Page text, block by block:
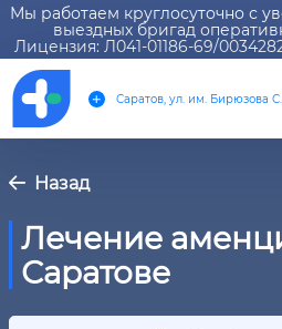
Мы работаем круглосуточно с
выездных бригад
Лицензия: Л041-01186-69/
Саратов, ул. им. Бирюзова
Назад
Лечение
Саратове